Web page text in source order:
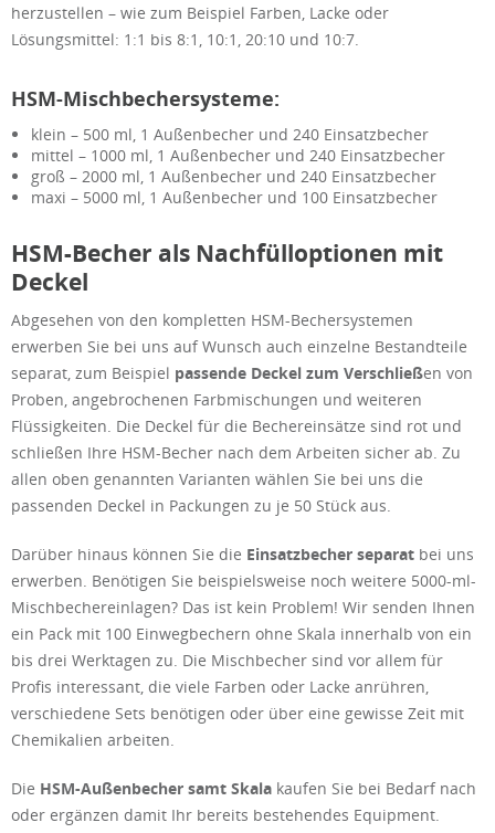
herzustellen – wie zum Beispiel Farben, Lacke oder
Lösungsmittel: 1:1 bis 8:1, 10:1, 20:10 und 10:7.
HSM-Mischbechersysteme:
klein – 500 ml, 1 Außenbecher und 240 Einsatzbecher
mittel – 1000 ml, 1 Außenbecher und 240 Einsatzbecher
groß – 2000 ml, 1 Außenbecher und 240 Einsatzbecher
maxi – 5000 ml, 1 Außenbecher und 100 Einsatzbecher
HSM-Becher als Nachfülloptionen mit
Deckel
Abgesehen von den kompletten HSM-Bechersystemen
erwerben Sie bei uns auf Wunsch auch einzelne Bestandteile
separat, zum Beispiel passende Deckel zum Verschließen von
Proben, angebrochenen Farbmischungen und weiteren
Flüssigkeiten. Die Deckel für die Bechereinsätze sind rot und
schließen Ihre HSM-Becher nach dem Arbeiten sicher ab. Zu
allen oben genannten Varianten wählen Sie bei uns die
passenden Deckel in Packungen zu je 50 Stück aus.
Darüber hinaus können Sie die Einsatzbecher separat bei uns
erwerben. Benötigen Sie beispielsweise noch weitere 5000-ml-
Mischbechereinlagen? Das ist kein Problem! Wir senden Ihnen
ein Pack mit 100 Einwegbechern ohne Skala innerhalb von ein
bis drei Werktagen zu. Die Mischbecher sind vor allem für
Profis interessant, die viele Farben oder Lacke anrühren,
verschiedene Sets benötigen oder über eine gewisse Zeit mit
Chemikalien arbeiten.
Die HSM-Außenbecher samt Skala kaufen Sie bei Bedarf nach
oder ergänzen damit Ihr bereits bestehendes Equipment.